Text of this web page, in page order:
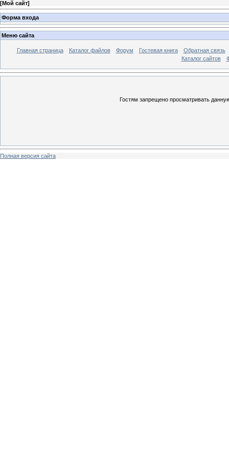
[Мой сайт]
Форма входа
Меню сайта
Главная страница Каталог файлов Форум Гостевая книга
Обратная связь
Каталог сайтов
Гостям запрещено просматривать
Полная версия сайта